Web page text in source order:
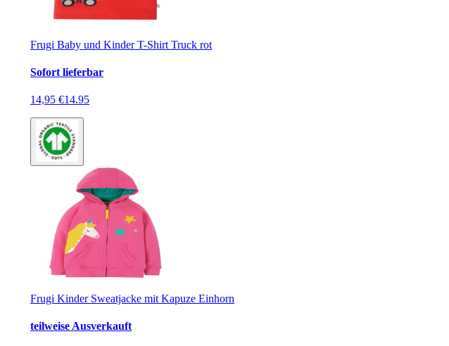
Frugi Baby und Kinder T-Shirt Truck rot
Sofort lieferbar
14,95 €14.95
Frugi Kinder Sweatjacke mit Kapuze Einhorn
teilweise Ausverkauft